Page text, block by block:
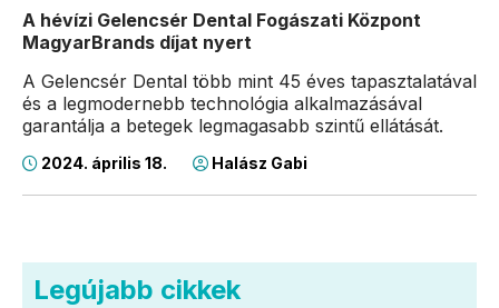
A hévízi Gelencsér Dental Fogászati Központ
MagyarBrands díjat nyert
A Gelencsér Dental több mint 45 éves tapasztalatával
és a legmodernebb technológia alkalmazásával
garantálja a betegek legmagasabb szintű ellátását.
2024. április 18. Halász Gabi
Legújabb cikkek